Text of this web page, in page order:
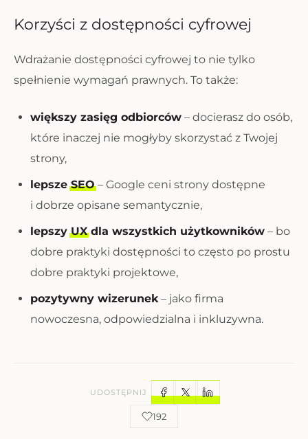
Korzyści z dostępności cyfrowej
Wdrażanie dostępności cyfrowej to nie tylko
spełnienie wymagań prawnych. To także:
większy zasięg odbiorców – docierasz do osób,
które inaczej nie mogłyby skorzystać z Twojej
strony,
lepszeSEO– Google ceni strony dostępne
i dobrze opisane semantycznie,
lepszyUXdla wszystkich użytkowników – bo
dobre praktyki dostępności to często po prostu
dobre praktyki projektowe,
pozytywny wizerunek– jako firma
nowoczesna, odpowiedzialna i inkluzywna.
UDOSTĘPNIJ
192